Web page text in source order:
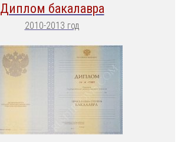
Диплом бакалавра
2010-2013 год